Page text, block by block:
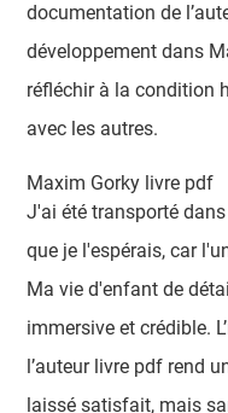
documentation de
développement dans
réfléchir à la condition
avec les autres.
Maxim Gorky livre pdf
J'ai été transporté
que je l'espérais, car
Ma vie d'enfant de
immersive et crédible.
l’auteur livre pdf rend
laissé satisfait, mais